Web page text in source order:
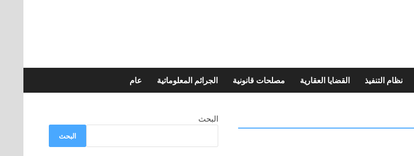
نظام التنفيذ القضايا العقارية مصلحات قانونية الجرائم المعلوماتية عام
البحث
البحث